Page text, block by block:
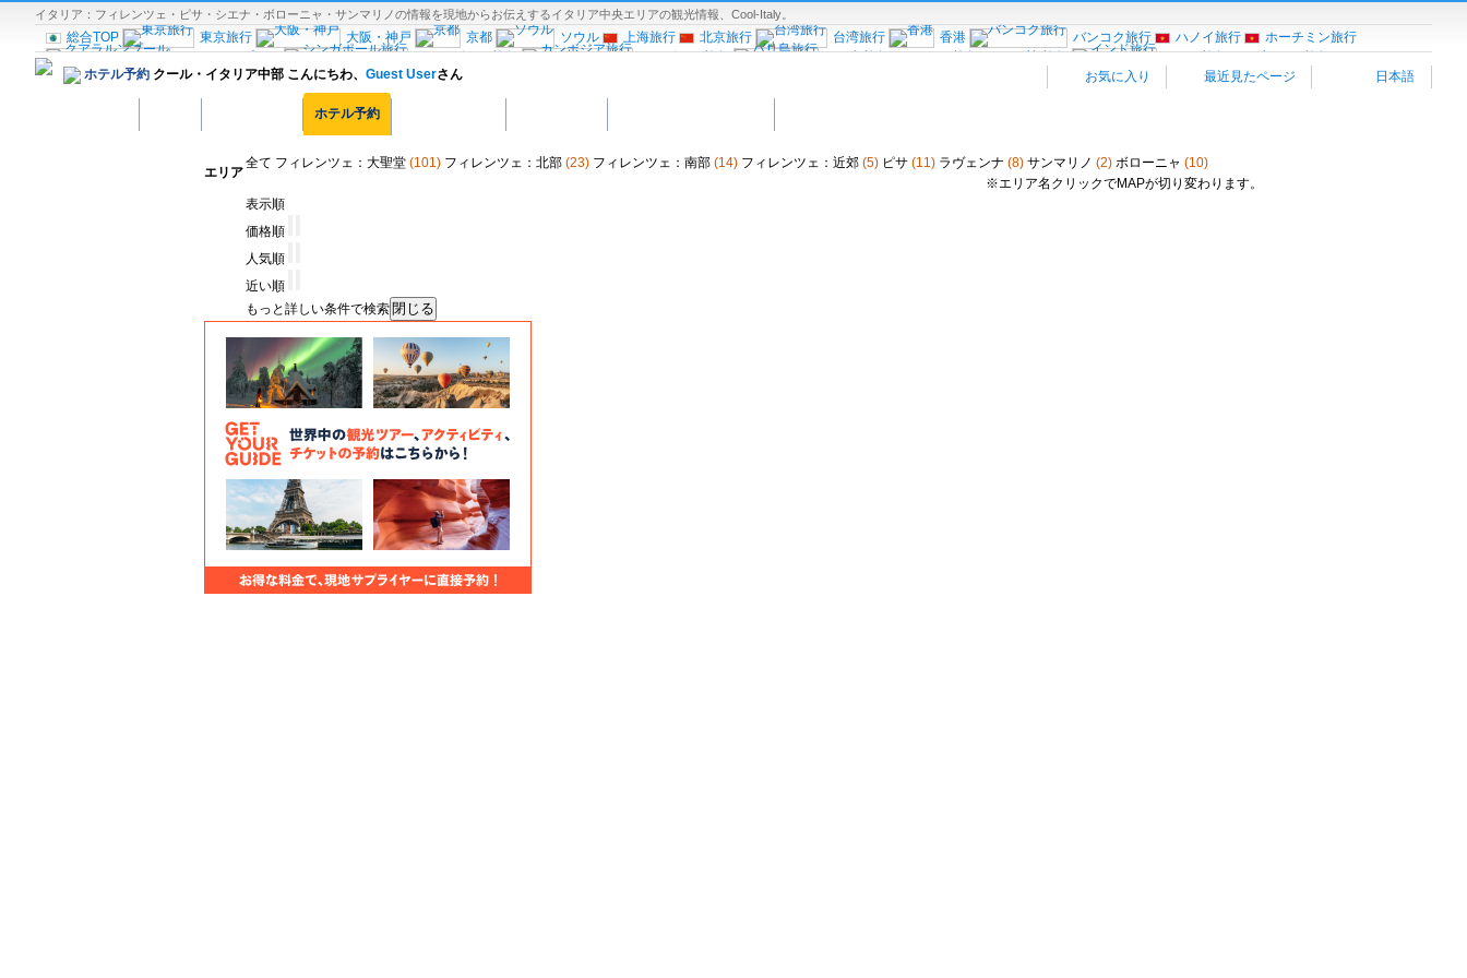
イタリア：フィレンツェ・ピサ・シエナ・ボローニャ・サンマリノの情報を現地からお伝えするイタリア中央エリアの観光情報、Cool-Italy。
総合TOP 東京旅行 大阪・神戸 京都 ソウル 上海旅行 北京旅行 台湾旅行 香港 バンコク旅行 ハノイ旅行
ホーチミン旅行
クアラルンプール
シンガポール旅行 カンボジア旅行 バリ島旅行 マニラ旅行 セブ島旅行 インド旅行
ブータン旅行
南アジア旅行
ロンドン パリ旅行 ミラノ旅行
ヴェネツィア
イタリア南部
バルセロナ ポルトガル旅行
ブリュッセル
クロアチア旅行 ロシア旅行 中欧旅行 ギリシャ旅行
エジプト旅行 ニューヨーク旅行 ロサンゼルス旅行 サンフランシスコ旅行 ラスベガス旅行
ワシントンD.C旅行
リオデジャネイロ旅行
ペルー旅行
オーストラリア旅行
古民家宿”Coolシリーズ”
ホテル予約 クール・イタリア中部 こんにちわ、 Guest Userさん お気に入り 最近見たページ 日本語
ホテル予約
エリア
全て フィレンツェ：大聖堂 (101) フィレンツェ：北部 (23) フィレンツェ：南部 (14) フィレンツェ：近郊 (5) ピサ (11) ラヴェンナ (8) サンマリノ (2) ボローニャ (10)
※エリア名クリックでMAPが切り変わります。
表示順
価格順
人気順
近い順
もっと詳しい条件で検索